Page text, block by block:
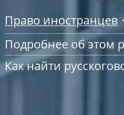
Право иностранцев
Подробнее об этом
Как найти